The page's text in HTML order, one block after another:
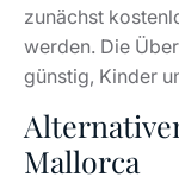
zunächst
werden. Die
günstig, Kinder
Mallorca